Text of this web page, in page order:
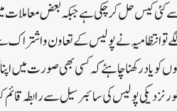
کئی کیس حل کرچکی ہے جبکہ بعض معاملات
نے پولیس کے تعاون و اشتراک
رکھنا چاہئے کہ کسی بھی صورت میں اپنا
نزدیکی پولیس کی سائبر سیل سے رابطہ